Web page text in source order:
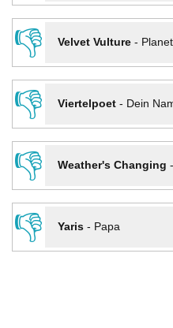
👎
Velvet Vulture-
👎
Viertelpoet- Dein
👎
Weather's Changing -
👎
Yaris- Papa